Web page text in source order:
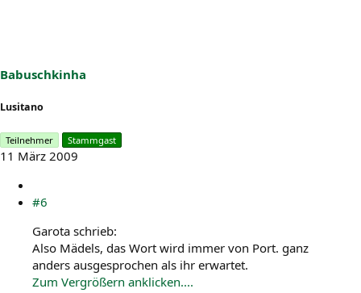
Babuschkinha
Lusitano
Teilnehmer Stammgast
11 März 2009
#6
Garota schrieb:
Also Mädels, das Wort wird immer von Port. ganz
anders ausgesprochen als ihr erwartet.
Zum Vergrößern anklicken....